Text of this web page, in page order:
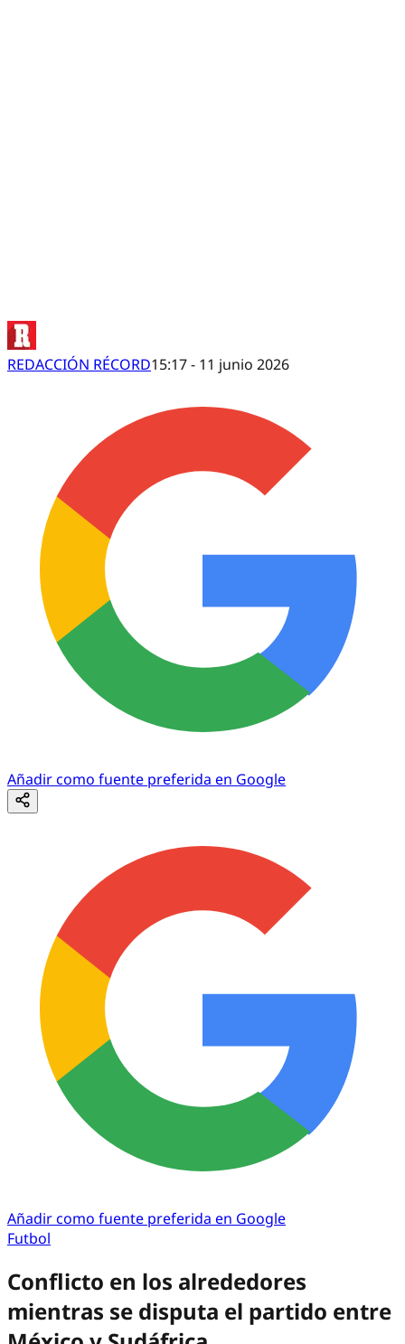
REDACCIÓN RÉCORD15:17 - 11 junio 2026
Añadir como fuente preferida en Google
Añadir como fuente preferida en Google
Futbol
Conflicto en los alrededores
mientras se disputa el partido entre